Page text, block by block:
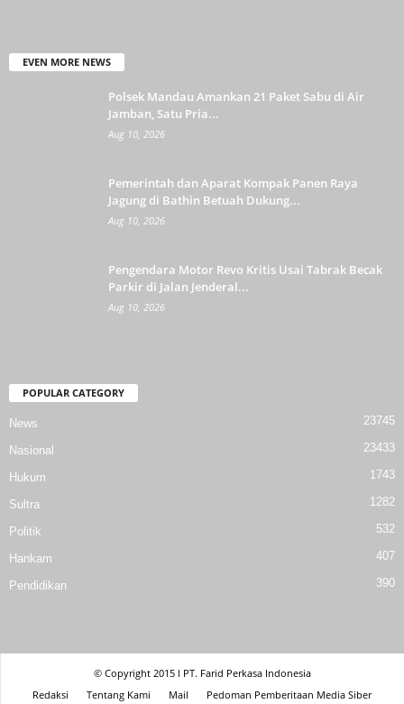
EVEN MORE NEWS
Polsek Mandau Amankan 21 Paket Sabu di Air
Jamban, Satu Pria...
Aug 10, 2026
Pemerintah dan Aparat Kompak Panen Raya
Jagung di Bathin Betuah Dukung...
Aug 10, 2026
Pengendara Motor Revo Kritis Usai Tabrak Becak
Parkir di Jalan Jenderal...
Aug 10, 2026
POPULAR CATEGORY
News 23745
Nasional 23433
Hukum 1743
Sultra 1282
Politik 532
Hankam 407
Pendidikan 390
© Copyright 2015 l PT. Farid Perkasa Indonesia
Redaksi
Tentang Kami Mail Pedoman Pemberitaan Media Siber